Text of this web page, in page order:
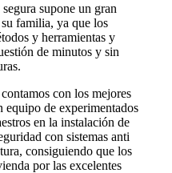
supone un gran
familia, ya que los
y herramientas y
de minutos y sin
con los mejores
equipo de experimentados
en la instalación de
con sistemas anti
consiguiendo que los
por las excelentes